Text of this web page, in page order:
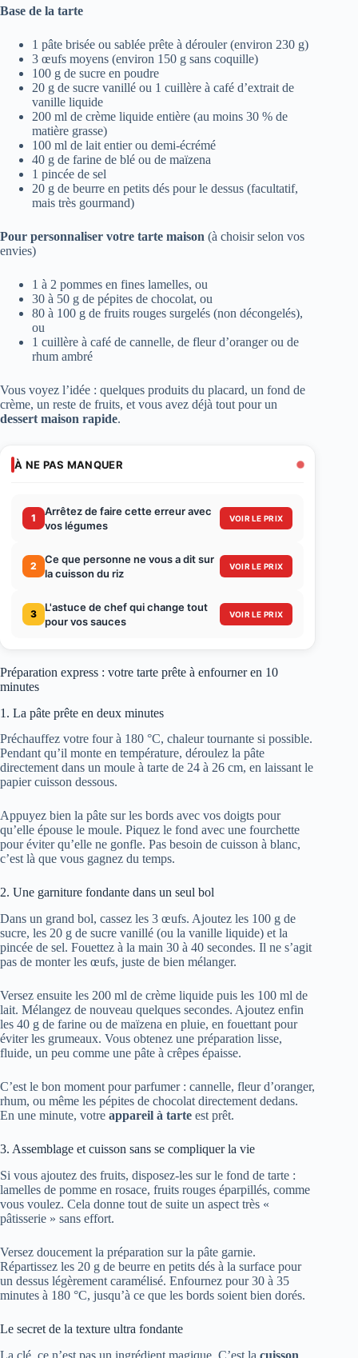
Base de la tarte
1 pâte brisée ou sablée prête à dérouler (environ 230 g)
3 œufs moyens (environ 150 g sans coquille)
100 g de sucre en poudre
20 g de sucre vanillé ou 1 cuillère à café d’extrait de
vanille liquide
200 ml de crème liquide entière (au moins 30 % de
matière grasse)
100 ml de lait entier ou demi-écrémé
40 g de farine de blé ou de maïzena
1 pincée de sel
20 g de beurre en petits dés pour le dessus (facultatif,
mais très gourmand)
Pour personnaliser votre tarte maison (à choisir selon vos
envies)
1 à 2 pommes en fines lamelles, ou
30 à 50 g de pépites de chocolat, ou
80 à 100 g de fruits rouges surgelés (non décongelés),
ou
1 cuillère à café de cannelle, de fleur d’oranger ou de
rhum ambré
Vous voyez l’idée : quelques produits du placard, un fond de
crème, un reste de fruits, et vous avez déjà tout pour un
dessert maison rapide.
À NE PAS MANQUER
1
Arrêtez de faire cette erreur avec
vos légumes
VOIR LE PRIX
2
Ce que personne ne vous a dit sur
la cuisson du riz
VOIR LE PRIX
3
L'astuce de chef qui change tout
pour vos sauces
VOIR LE PRIX
Préparation express : votre tarte prête à enfourner en 10
minutes
1. La pâte prête en deux minutes
Préchauffez votre four à 180 °C, chaleur tournante si possible.
Pendant qu’il monte en température, déroulez la pâte
directement dans un moule à tarte de 24 à 26 cm, en laissant le
papier cuisson dessous.
Appuyez bien la pâte sur les bords avec vos doigts pour
qu’elle épouse le moule. Piquez le fond avec une fourchette
pour éviter qu’elle ne gonfle. Pas besoin de cuisson à blanc,
c’est là que vous gagnez du temps.
2. Une garniture fondante dans un seul bol
Dans un grand bol, cassez les 3 œufs. Ajoutez les 100 g de
sucre, les 20 g de sucre vanillé (ou la vanille liquide) et la
pincée de sel. Fouettez à la main 30 à 40 secondes. Il ne s’agit
pas de monter les œufs, juste de bien mélanger.
Versez ensuite les 200 ml de crème liquide puis les 100 ml de
lait. Mélangez de nouveau quelques secondes. Ajoutez enfin
les 40 g de farine ou de maïzena en pluie, en fouettant pour
éviter les grumeaux. Vous obtenez une préparation lisse,
fluide, un peu comme une pâte à crêpes épaisse.
C’est le bon moment pour parfumer : cannelle, fleur d’oranger,
rhum, ou même les pépites de chocolat directement dedans.
En une minute, votre appareil à tarte est prêt.
3. Assemblage et cuisson sans se compliquer la vie
Si vous ajoutez des fruits, disposez-les sur le fond de tarte :
lamelles de pomme en rosace, fruits rouges éparpillés, comme
vous voulez. Cela donne tout de suite un aspect très «
pâtisserie » sans effort.
Versez doucement la préparation sur la pâte garnie.
Répartissez les 20 g de beurre en petits dés à la surface pour
un dessus légèrement caramélisé. Enfournez pour 30 à 35
minutes à 180 °C, jusqu’à ce que les bords soient bien dorés.
Le secret de la texture ultra fondante
La clé, ce n’est pas un ingrédient magique. C’est la cuisson